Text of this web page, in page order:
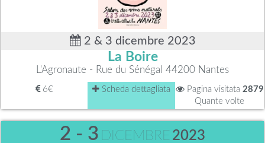
2 & 3 dicembre 2023
La Boire
L'Agronaute - Rue du Sénégal 44200 Nantes
6€ Scheda dettagliata Pagina visitata 2879
Quante volte
2 - 3 DICEMBRE 2023